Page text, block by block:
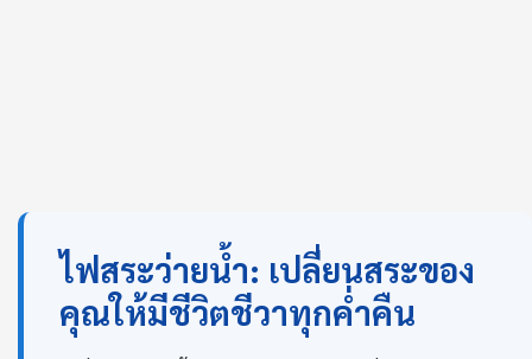
ไฟสระว่ายน้ำ: เปลี่ยนสระของ
คุณให้มีชีวิตชีวาทุกค่ำคืน